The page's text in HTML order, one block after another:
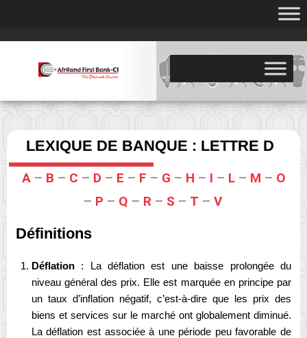
LEXIQUE DE BANQUE : LETTRE D
A – B – C – D – E – F – G – H – I – L – M – O
– P – Q – R – S – T – V
Définitions
Déflation: La déflation est une baisse prolongée du
niveau général des prix. Elle est marquée en principe par
un taux d’inflation négatif, c’est-à-dire que les prix des
biens et services sur le marché ont globalement diminué.
La déflation est associée à une période peu favorable de